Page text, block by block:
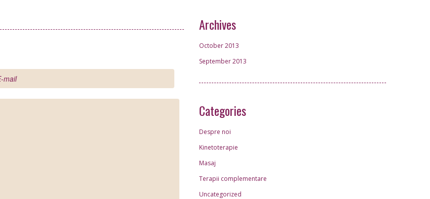
Archives
October 2013
September 2013
Categories
Despre noi
Kinetoterapie
Masaj
Terapii complementare
Uncategorized